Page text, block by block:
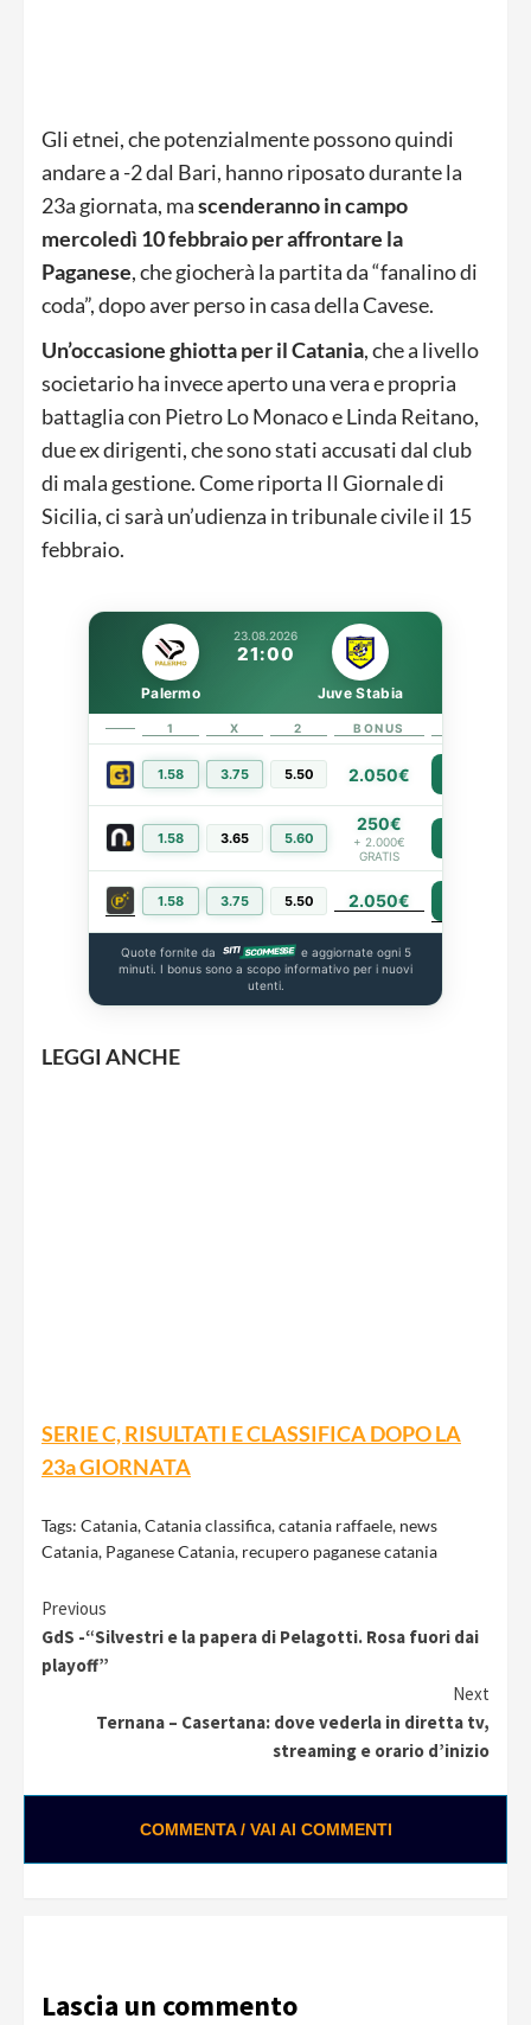
Gli etnei, che potenzialmente possono quindi
andare a -2 dal Bari, hanno riposato durante la
23a giornata, mascenderanno in campo
mercoledì 10 febbraio per affrontare la
Paganese, che giocherà la partita da “fanalino di
coda”, dopo aver perso in casa della Cavese.
Un’occasione ghiotta per il Catania, che a livello
societario ha invece aperto una vera e propria
battaglia con Pietro Lo Monaco e Linda Reitano,
due ex dirigenti, che sono stati accusati dal club
di mala gestione. Come riporta Il Giornale di
Sicilia, ci sarà un’udienza in tribunale civile il 15
febbraio.
23.08.2026
21:00
Palermo Juve Stabia
1 X 2 BONUS
1.58 3.75 5.50 2.050€
1.58 3.65 5.60
250€
+ 2.000€
GRATIS
1.58 3.75 5.50 2.050€
Quote fornite da
e aggiornate ogni 5
minuti. I bonus sono a scopo informativo per i nuovi
utenti.
LEGGI ANCHE
SERIE C, RISULTATI E CLASSIFICA DOPO LA
23a GIORNATA
Tags: Catania,Catania classifica,catania raffaele, news
Catania, Paganese Catania, recupero paganese catania
Continue
Reading
Previous
GdS -“Silvestri e la papera di Pelagotti. Rosa fuori dai
playoff”
Next
Ternana – Casertana: dove vederla in diretta tv,
streaming e orario d’inizio
COMMENTA / VAI AI COMMENTI
Lascia un commento